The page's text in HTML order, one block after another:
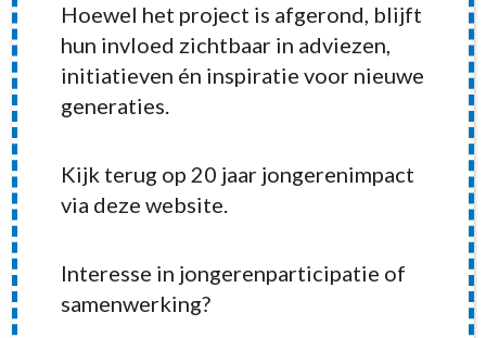
De Haagse jongerenambassadeurs
zijn een groep enthousiaste Haagse
jongeren in de leeftijd van 15 tot 24.
Zij staan met beide benen in de
voor de mond. Alleen zó kunnen zij
het beste advies uitbrengen aan de
beter te maken voor jongeren.
Hoewel het project is afgerond, blijft
hun invloed zichtbaar in adviezen,
initiatieven én inspiratie voor nieuwe
generaties.
Kijk terug op 20 jaar jongerenimpact
via deze website.
Interesse in jongerenparticipatie of
samenwerking?